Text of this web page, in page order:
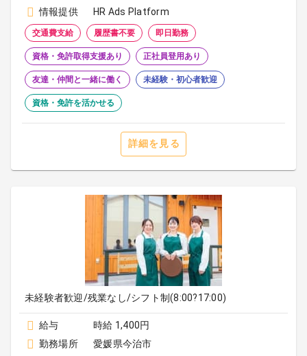
情報提供
HR Ads Platform
交通費支給 履歴書不要 即日勤務
資格・免許取得支援あり 正社員登用あり
友達・仲間と一緒に働く 未経験・初心者歓迎
資格・免許を活かせる
詳細を見る
未経験者歓迎/残業なし/シフト制(8:00?17:00)
給与
時給 1,400円
勤務場所
愛媛県今治市